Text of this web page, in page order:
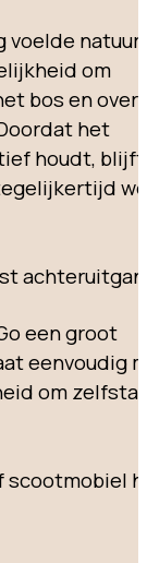
voelde
om
bos en over
het
houdt,
een groot
eenvoudig
om
scootmobiel